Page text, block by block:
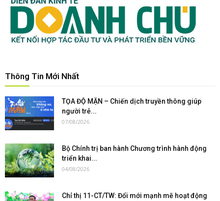
Thông Tin Mới Nhất
TỌA ĐỘ MẶN – Chiến dịch truyền thông giúp
người trẻ...
07/08/2026
Bộ Chính trị ban hành Chương trình hành động
triển khai...
04/08/2026
Chỉ thị 11-CT/TW: Đổi mới mạnh mẽ hoạt động